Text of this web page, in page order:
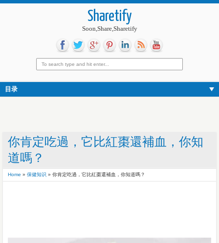
Sharetify
Soon,Share,Sharetify
目录
你肯定吃過，它比紅棗還補血，你知
道嗎？
Home » 保健知识 » 你肯定吃過，它比紅棗還補血，你知道嗎？